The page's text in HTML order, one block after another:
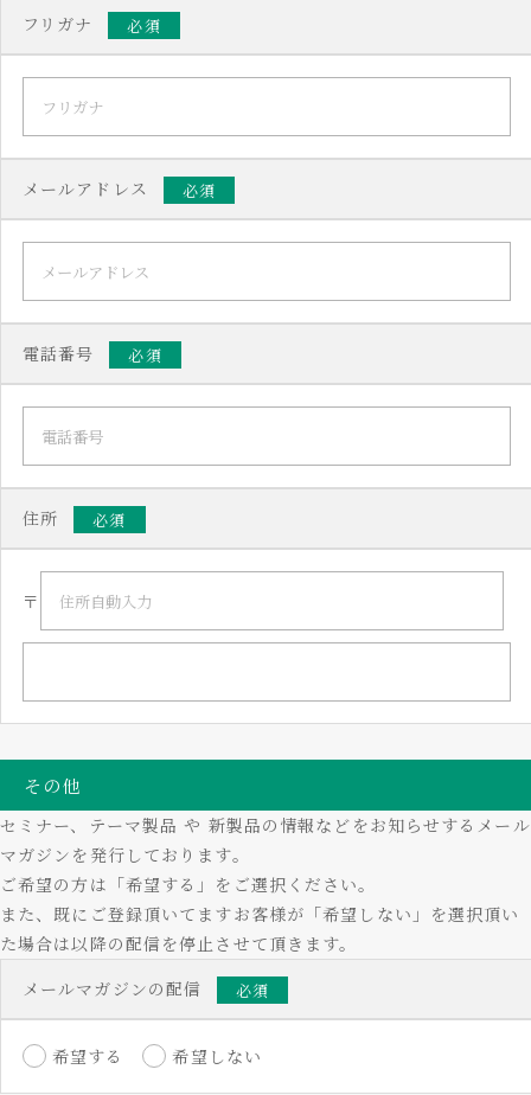
フリガナ 必須
メールアドレス 必須
電話番号 必須
住所 必須
〒
その他
セミナー、テーマ製品 や 新製品の情報などをお知らせするメール
マガジンを発行しております。
ご希望の方は「希望する」をご選択ください。
また、既にご登録頂いてますお客様が「希望しない」を選択頂い
た場合は以降の配信を停止させて頂きます。
メールマガジンの配信
必須
希望する 希望しない